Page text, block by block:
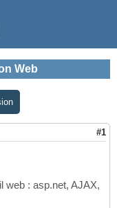
Web
#1
web : asp.net, AJAX,